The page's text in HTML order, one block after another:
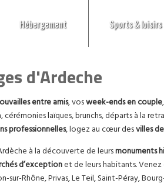
Hébergement Sports & loisirs
d'Ardeche
entre amis, vosweek-ends en couple
laïques, brunchs, départs à la
professionnelles, logez au cœur desvilles
à la découverte de leursmonuments
d’exceptionet de leurs habitants.
sur-Rhône, Privas, Le Teil, Saint-Péray,